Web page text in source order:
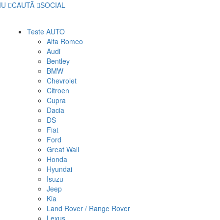
CAUTĂ SOCIAL
Teste AUTO
Alfa Romeo
Audi
Bentley
BMW
Chevrolet
Citroen
Cupra
Dacia
DS
Fiat
Ford
Great Wall
Honda
Hyundai
Isuzu
Jeep
Kia
Land Rover / Range Rover
Lexus